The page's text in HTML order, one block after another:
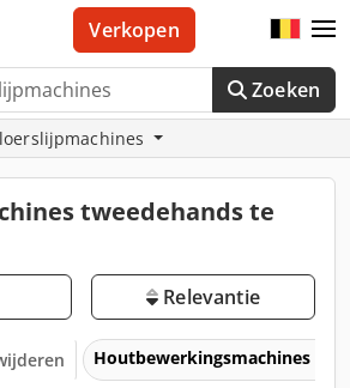
Zoeken
Verkopen
tweedehands te
Relevantie
Houtbewerkingsmachines